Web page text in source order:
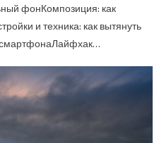
фонКомпозиция: как
и техника: как вытянуть